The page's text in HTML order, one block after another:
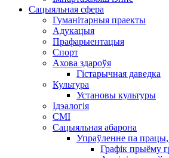
Сацыяльная сфера
Гуманітарныя праекты
Адукацыя
Прафарыентацыя
Спорт
Ахова здароўя
Гістарычная даведка
Культура
Установы культуры
Ідэалогія
СМІ
Сацыяльная абарона
Упраўленне па працы,
Графік прыёму